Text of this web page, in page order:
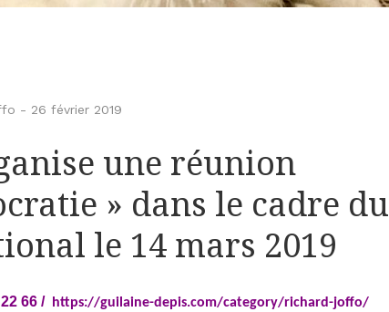
- 26 février 2019
une réunion
» dans le cadre du
le 14 mars 2019
66 / https://guilaine-depis.com/category/richard-joffo/